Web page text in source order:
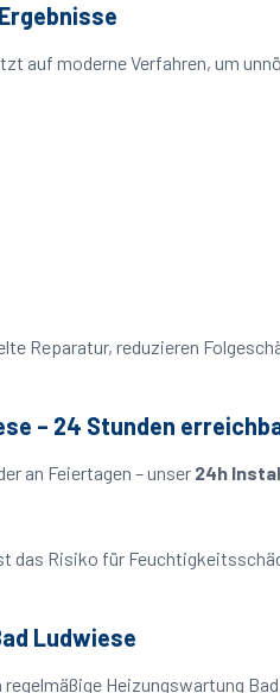
auf moderne Verfahren, um
Reparatur, reduzieren
– 24 Stunden
an Feiertagen – unser 24h
das Risiko für
Ludwiese
Heizungswartung